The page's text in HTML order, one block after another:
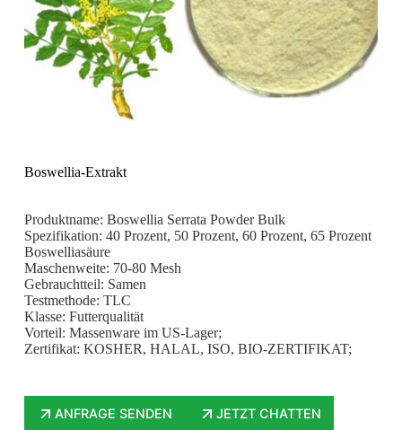
Boswellia-Extrakt
Produktname: Boswellia Serrata Powder Bulk
Spezifikation: 40 Prozent, 50 Prozent, 60 Prozent, 65 Prozent
Boswelliasäure
Maschenweite: 70-80 Mesh
Gebrauchtteil: Samen
Testmethode: TLC
Klasse: Futterqualität
Vorteil: Massenware im US-Lager;
Zertifikat: KOSHER, HALAL, ISO, BIO-ZERTIFIKAT;
ANFRAGE SENDEN JETZT CHATTEN